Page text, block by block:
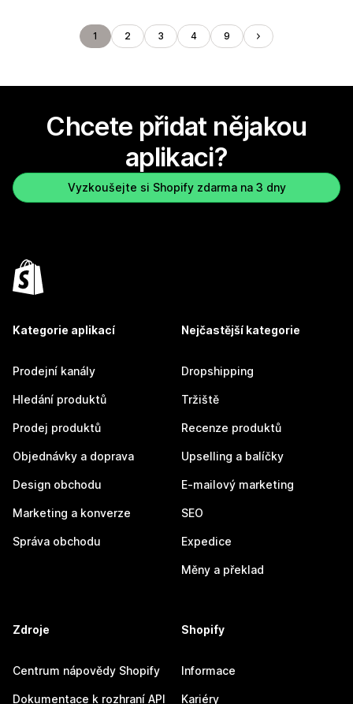
1 2 3 4 9
Chcete přidat nějakou
aplikaci?
Vyzkoušejte si Shopify zdarma na 3 dny
Kategorie aplikací
Prodejní kanály
Hledání produktů
Prodej produktů
Objednávky a doprava
Design obchodu
Marketing a konverze
Správa obchodu
Nejčastější kategorie
Dropshipping
Tržiště
Recenze produktů
Upselling a balíčky
E-mailový marketing
SEO
Expedice
Měny a překlad
Zdroje
Centrum nápovědy Shopify
Dokumentace k rozhraní API
Shopify
Informace
Kariéry